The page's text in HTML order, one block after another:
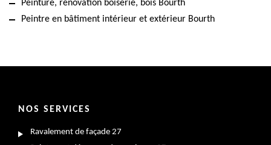
Peinture, rénovation boiserie, bois Bourth
Peintre en bâtiment intérieur et extérieur Bourth
NOS SERVICES
Ravalement de façade 27